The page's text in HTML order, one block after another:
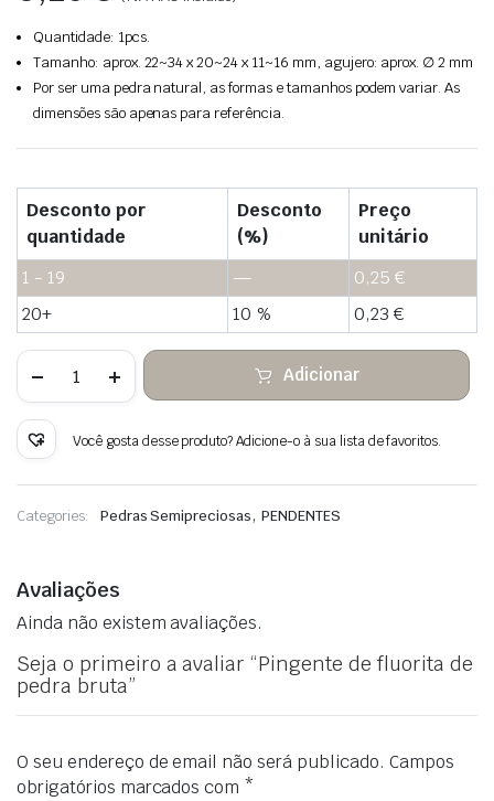
Quantidade: 1pcs.
Tamanho: aprox. 22~34 x 20~24 x 11~16 mm, agujero: aprox. ∅ 2 mm
Por ser uma pedra natural, as formas e tamanhos podem variar. As
dimensões são apenas para referência.
Desconto por
quantidade
Desconto
(%)
Preço
unitário
1 - 19
— 0,25 €
20+
10 % 0,23 €
Quantidade
Pingente
fluorita
de
bruta
Adicionar
Você gosta desse produto? Adicione-o à sua lista de favoritos.
Categories: Pedras Semipreciosas,PENDENTES
Avaliações
Ainda não existem avaliações.
Seja o primeiro a avaliar “Pingente de fluorita de
pedra bruta”
O seu endereço de email não será publicado. Campos
obrigatórios marcados com *